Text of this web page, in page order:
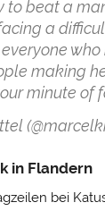
to beat a
a
making
minute of
in Flandern
bei